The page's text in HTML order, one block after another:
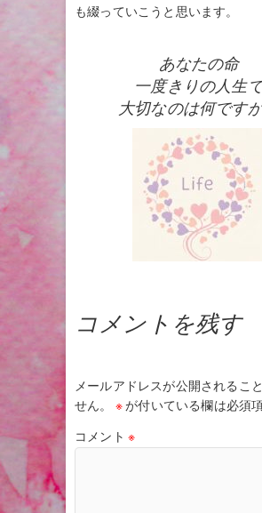
も綴っていこうと思います。
あなたの命
一度きりの人生
大切なのは何です
コメントを残す
メールアドレスが公開されるこ
せん。
※が付いている欄は必須
コメント ※